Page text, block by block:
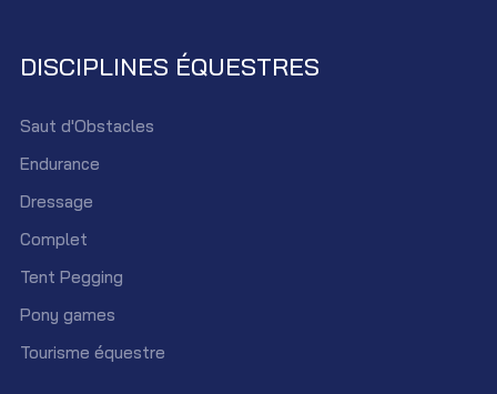
DISCIPLINES ÉQUESTRES
Saut d'Obstacles
Endurance
Dressage
Complet
Tent Pegging
Pony games
Tourisme équestre